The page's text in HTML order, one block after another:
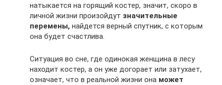
натыкается на горящий костер, значит, скоро в
личной жизни произойдут значительные
перемены, найдется верный спутник, с которым
она будет счастлива.
Ситуация во сне, где одинокая женщина в лесу
находит костер, а он уже догорает или затухает,
означает, что в реальной жизни она может